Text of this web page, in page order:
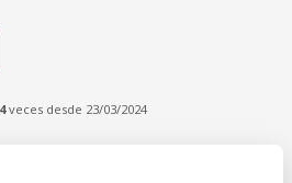
veces desde 23/03/2024